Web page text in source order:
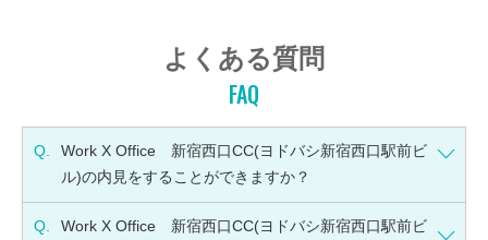
よくある質問
FAQ
Q.
Work X Office 新宿西口CC(ヨドバシ新宿西口駅前ビ
ル)の内見をすることができますか？
Q.
Work X Office 新宿西口CC(ヨドバシ新宿西口駅前ビ